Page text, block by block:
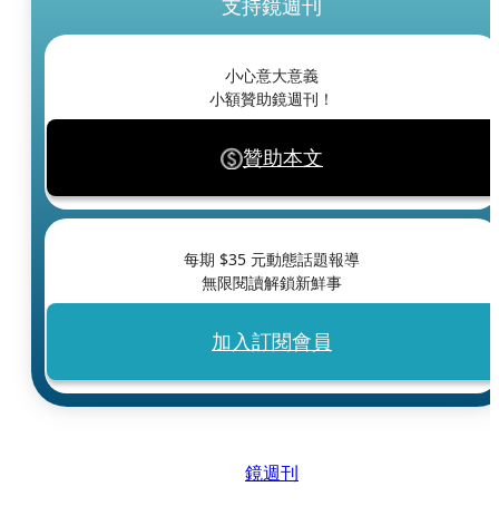
支持鏡週刊
小心意大意義
小額贊助鏡週刊！
贊助本文
每期 $35 元動態話題報導
無限閱讀解鎖新鮮事
加入訂閱會員
鏡週刊